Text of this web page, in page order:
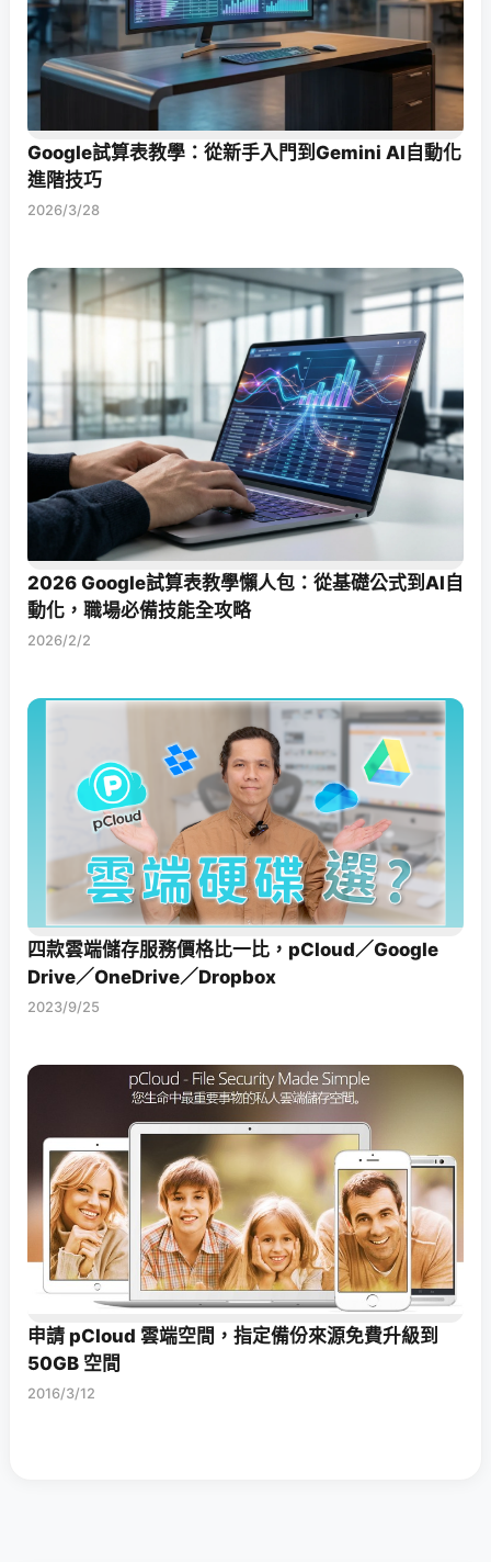
Google試算表教學：從新手入門到Gemini AI自動化
進階技巧
2026/3/28
2026 Google試算表教學懶人包：從基礎公式到AI自
動化，職場必備技能全攻略
2026/2/2
四款雲端儲存服務價格比一比，pCloud／Google
Drive／OneDrive／Dropbox
2023/9/25
申請 pCloud 雲端空間，指定備份來源免費升級到
50GB 空間
2016/3/12